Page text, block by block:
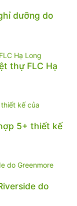
dưỡng do
thự FLC Hạ
5+ thiết kế
do